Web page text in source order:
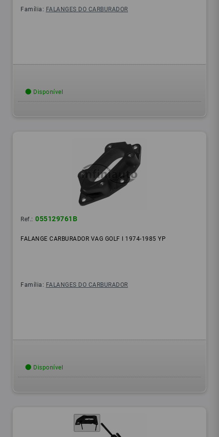
Família: FALANGES DO CARBURADOR
Disponível
Ref.: 055129761B
FALANGE CARBURADOR VAG GOLF I 1974-1985 YP
Família: FALANGES DO CARBURADOR
Disponível